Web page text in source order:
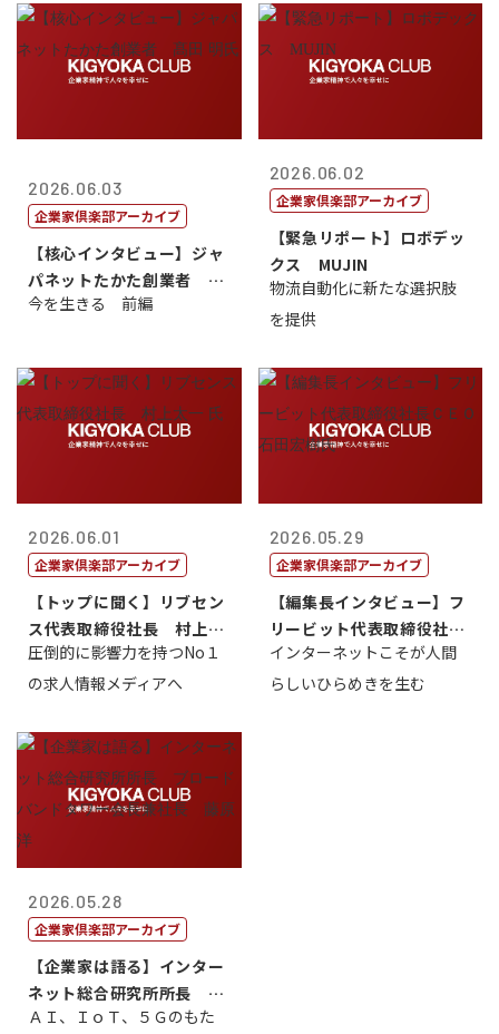
2026.06.03
企業家倶楽部アーカイブ
【核心インタビュー】ジャ
パネットたかた創業者 髙
田 明氏
今を生きる 前編
2026.06.02
企業家倶楽部アーカイブ
【緊急リポート】ロボデッ
クス MUJIN
物流自動化に新たな選択肢
を提供
2026.06.01
企業家倶楽部アーカイブ
【トップに聞く】リブセン
ス代表取締役社長 村上太
一 氏
圧倒的に影響力を持つNo１
の求人情報メディアへ
2026.05.29
企業家倶楽部アーカイブ
【編集長インタビュー】フ
リービット代表取締役社長
ＣＥＯ 石田...
インターネットこそが人間
らしいひらめきを生む
2026.05.28
企業家倶楽部アーカイブ
【企業家は語る】インター
ネット総合研究所所長 ブ
ロードバンド...
ＡＩ、ＩｏＴ、５Ｇのもた